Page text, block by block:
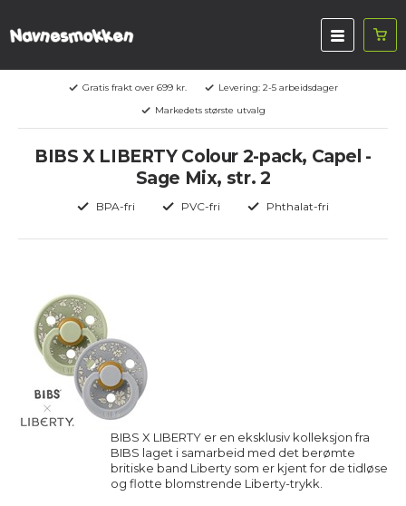
Gratis frakt over 699 kr.
Levering: 2-5 arbeidsdager
Markedets største utvalg
BIBS X LIBERTY Colour 2-pack, Capel -
Sage Mix, str. 2
BPA-fri PVC-fri Phthalat-fri
BIBS X LIBERTY er en eksklusiv kolleksjon fra
BIBS laget i samarbeid med det berømte
britiske band Liberty som er kjent for de tidløse
og flotte blomstrende Liberty-trykk.